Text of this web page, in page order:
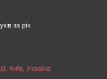
за рік
Київ, Україна